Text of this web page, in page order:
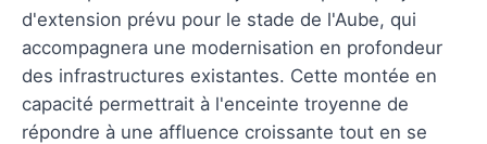
d'extension prévu pour le stade de l'Aube, qui
accompagnera une modernisation en profondeur
des infrastructures existantes. Cette montée en
capacité permettrait à l'enceinte troyenne de
répondre à une affluence croissante tout en se